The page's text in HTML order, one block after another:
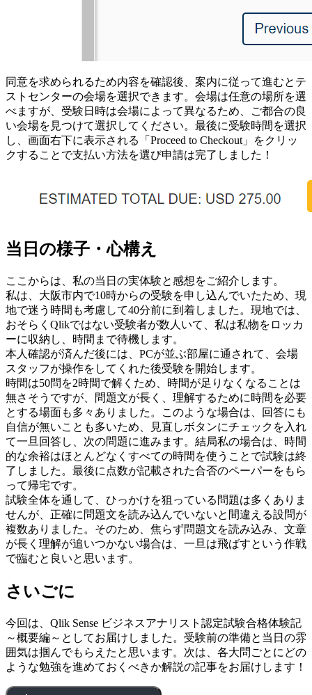
同意を求められるため内容を確認後、案内に従って進むとテ
ストセンターの会場を選択できます。会場は任意の場所を選
べますが、受験日時は会場によって異なるため、ご都合の良
い会場を見つけて選択してください。最後に受験時間を選択
し、画面右下に表示される「Proceed to Checkout」をクリッ
クすることで支払い方法を選び申請は完了しました！
当日の様子・心構え
ここからは、私の当日の実体験と感想をご紹介します。
私は、大阪市内で10時からの受験を申し込んでいたため、現
地で迷う時間も考慮して40分前に到着しました。現地では、
おそらくQlikではない受験者が数人いて、私は私物をロッカ
ーに収納し、時間まで待機します。
本人確認が済んだ後には、PCが並ぶ部屋に通されて、会場
スタッフが操作をしてくれた後受験を開始します。
時間は50問を2時間で解くため、時間が足りなくなることは
無さそうですが、問題文が長く、理解するために時間を必要
とする場面も多々ありました。このような場合は、回答にも
自信が無いことも多いため、見直しボタンにチェックを入れ
て一旦回答し、次の問題に進みます。結局私の場合は、時間
的な余裕はほとんどなくすべての時間を使うことで試験は終
了しました。最後に点数が記載された合否のペーパーをもら
って帰宅です。
試験全体を通して、ひっかけを狙っている問題は多くありま
せんが、正確に問題文を読み込んでいないと間違える設問が
複数ありました。そのため、焦らず問題文を読み込み、文章
が長く理解が追いつかない場合は、一旦は飛ばすという作戦
で臨むと良いと思います。
さいごに
今回は、Qlik Sense ビジネスアナリスト認定試験合格体験記
～概要編～としてお届けしました。受験前の準備と当日の雰
囲気は掴んでもらえたと思います。次は、各大問ごとにどの
ような勉強を進めておくべきか解説の記事をお届けします！